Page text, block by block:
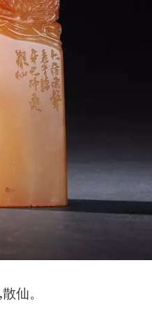
仙。